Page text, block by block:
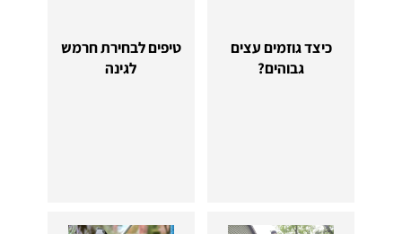
כיצד גוזמים עצים
גבוהים?
טיפים לבחירת חרמש
לגינה